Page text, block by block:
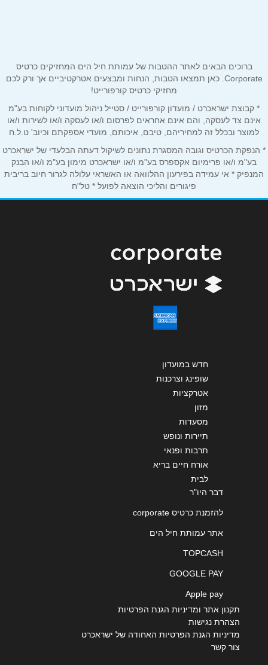
אימייל*
נושא*
אנא חזרו אלי בקשר ל...
הודעה*
שליחה
ברוכים הבאים לאתר ההטבות של עמותת חיל הים המחזיקים כרטיס
Corporate. כאן תמצאו הטבות, הנחות ומבצעים אטרקטיביים אך ורק לכם
מחזיקי כרטיס קורפורייט!
* קבוצת ישראכרט / מועדון קורפורייט / סטייל ניהול מועדוני לקוחות בע"מ
אינם צד לעסקה, והם אינם אחראים לפרסום ו/או לעסקה ו/או לשירות ו/או
למוצר ובכלל זה למחיריהם, טיבם, איכותם, מועדי אספקתם וכיוב' ט.ל.ח
* הנפקת הכרטיס וגובה המסגרת נתונים לשיקול דעתה הבלעדי של ישראכרט
בע"מ ו/או פרימיום אקספרס בע"מ ו/או ישראכרט מימון בע"מ ו/או הבנק
המנפיק * אי עמידה בפירעון ההלוואה או האשראי עלולה לגרור חיוב בריבית
פיגורים והליכי הוצאה לפועל * טל"ח
חדש במועדון
שופינג וצרכנות
אטרקציות
מזון
מסעדות
תיירות ונופש
תרבות ופנאי
אורח חיים בריא
לבית
דבר היו"ר
להזמנת כרטיס corporate
אתר עמותת חיל הים
TOPCASH
GOOGLE PAY
Apple pay
תקנון אתר ומדיניות הגנת הפרטיות
הצהרת נגישות
מדיניות הגנת הפרטיות האחודה של ישראכרט
צור קשר